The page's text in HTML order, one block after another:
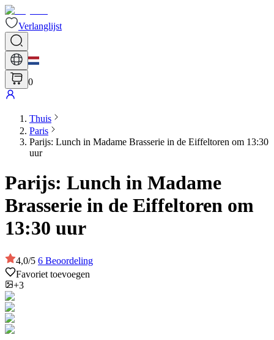
Verlanglijst
0
Thuis
Paris
Parijs: Lunch in Madame Brasserie in de Eiffeltoren om 13:30
uur
Parijs: Lunch in Madame
Brasserie in de Eiffeltoren om
13:30 uur
4,0/5 6 Beoordeling
Favoriet toevoegen
+3